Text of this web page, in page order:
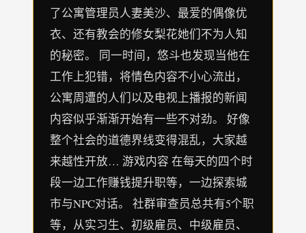
了公寓管理员人妻美沙、最爱的偶像优
衣、还有教会的修女梨花她们不为人知
的秘密。 同一时间，悠斗也发现当他在
工作上犯错，将情色内容不小心流出，
公寓周遭的人们以及电视上播报的新闻
内容似乎渐渐开始有一些不对劲。 好像
整个社会的道德界线变得混乱，大家越
来越性开放… 游戏内容 在每天的四个时
段一边工作赚钱提升职等，一边探索城
市与NPC对话。 社群审查员总共有5个职
等，从实习生、初级雇员、中级雇员、